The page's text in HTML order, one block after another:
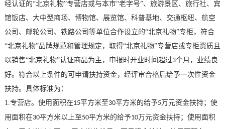
经认证的“北京礼物”专营店或与本市“老字号”、旅游景区、旅行社、宾
馆饭店、大中型商场、博物馆、展览馆、科普基地、交通枢纽、航空
公司、邮轮公司、铁路公司等单位合作设立的“北京礼物”专柜，符合
“北京礼物”品牌规范和管理规定，取得“北京礼物”专营店或专柜资质且
以销售“北京礼物”认证商品为主，申报时开业时间超过3个月，业绩良
好。符合以上条件的可申请扶持资金，经评审合格后给予一次性资金
扶持。具体标准为：
1. 专营店。使用面积在15平方米至30平方米的给予5万元资金扶持；使
用面积在30平方米以上至50平方米的给予10万元资金扶持；使用面积